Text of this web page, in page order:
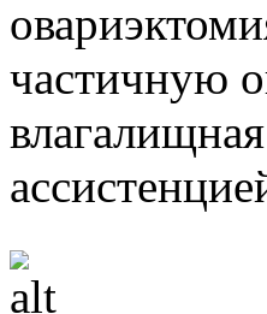
частичную